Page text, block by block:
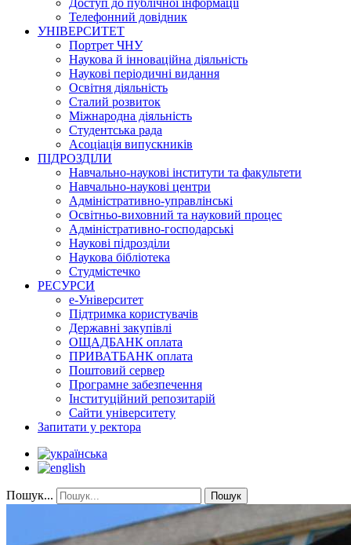
Телефонний довідник
УНІВЕРСИТЕТ
Портрет ЧНУ
Наукова й інноваційна діяльність
Наукові періодичні видання
Освітня діяльність
Сталий розвиток
Міжнародна діяльність
Студентська рада
Асоціація випускників
ПІДРОЗДІЛИ
Навчально-наукові інститути та факультети
Навчально-наукові центри
Адміністративно-управлінські
Освітньо-виховний та науковий процес
Адміністративно-господарські
Наукові підрозділи
Наукова бібліотека
Студмістечко
РЕСУРСИ
е-Університет
Підтримка користувачів
Державні закупівлі
ОЩАДБАНК оплата
ПРИВАТБАНК оплата
Поштовий сервер
Програмне забезпечення
Інституційний репозитарій
Сайти університету
Запитати у ректора
Пошук... Пошук